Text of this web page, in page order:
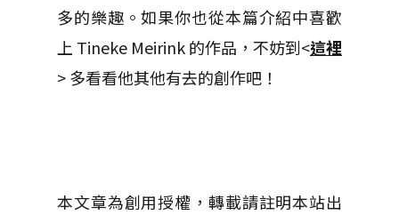
多的樂趣。如果你也從本篇介紹中喜歡
上 Tineke Meirink 的作品，不妨到<這裡
> 多看看他其他有去的創作吧！
本文章為創用授權，轉載請註明本站出